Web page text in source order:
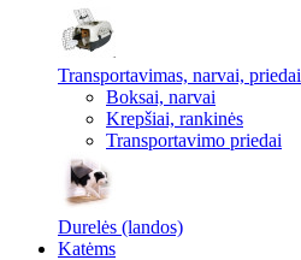
Transportavimas, narvai, priedai
Boksai, narvai
Krepšiai, rankinės
Transportavimo priedai
Durelės (landos)
Katėms